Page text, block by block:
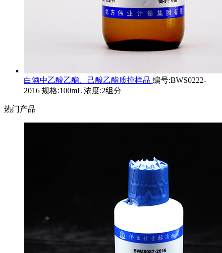
白酒中乙酸乙酯、己酸乙酯质控样品 编号:BWS0222-
2016 规格:100mL 浓度:2组分
热门产品